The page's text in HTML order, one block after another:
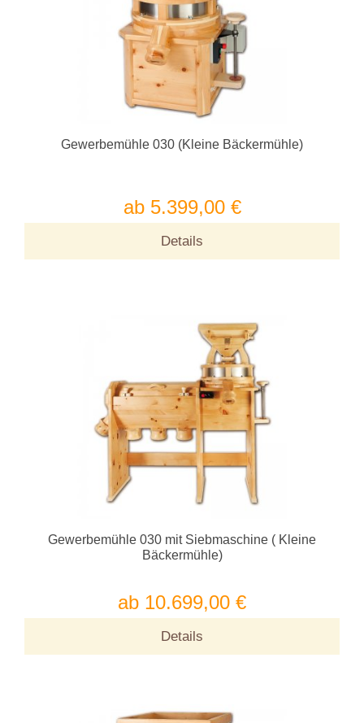
Gewerbemühle 030 (Kleine Bäckermühle)
ab 5.399,00 €
Details
Gewerbemühle 030 mit Siebmaschine ( Kleine
Bäckermühle)
ab 10.699,00 €
Details